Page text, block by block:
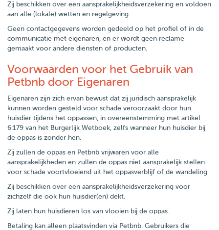
Zij beschikken over een aansprakelijkheidsverzekering en voldoen
aan alle (lokale) wetten en regelgeving.
Geen contactgegevens worden gedeeld op het profiel of in de
communicatie met eigenaren, en er wordt geen reclame
gemaakt voor andere diensten of producten.
Voorwaarden voor het Gebruik van
Petbnb door Eigenaren
Eigenaren zijn zich ervan bewust dat zij juridisch aansprakelijk
kunnen worden gesteld voor schade veroorzaakt door hun
huisdier tijdens het oppassen, in overeenstemming met artikel
6:179 van het Burgerlijk Wetboek, zelfs wanneer hun huisdier bij
de oppas is zonder hen.
Zij zullen de oppas en Petbnb vrijwaren voor alle
aansprakelijkheden en zullen de oppas niet aansprakelijk stellen
voor schade voortvloeiend uit het oppasverblijf of de wandeling.
Zij beschikken over een aansprakelijkheidsverzekering voor
zichzelf die ook hun huisdier(en) dekt.
Zij laten hun huisdieren los van vlooien bij de oppas.
Betaling kan alleen plaatsvinden via Petbnb. Gebruikers die